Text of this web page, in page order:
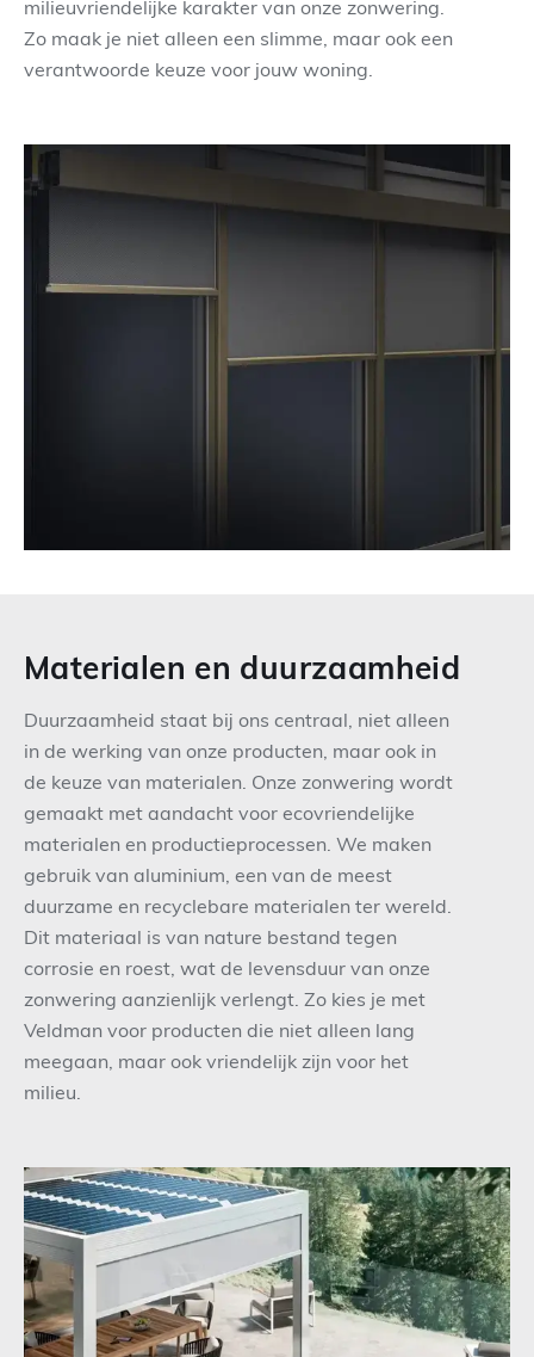
milieuvriendelijke karakter van onze zonwering.
Zo maak je niet alleen een slimme, maar ook een
verantwoorde keuze voor jouw woning.
Materialen en duurzaamheid
Duurzaamheid staat bij ons centraal, niet alleen
in de werking van onze producten, maar ook in
de keuze van materialen. Onze zonwering wordt
gemaakt met aandacht voor ecovriendelijke
materialen en productieprocessen. We maken
gebruik van aluminium, een van de meest
duurzame en recyclebare materialen ter wereld.
Dit materiaal is van nature bestand tegen
corrosie en roest, wat de levensduur van onze
zonwering aanzienlijk verlengt. Zo kies je met
Veldman voor producten die niet alleen lang
meegaan, maar ook vriendelijk zijn voor het
milieu.